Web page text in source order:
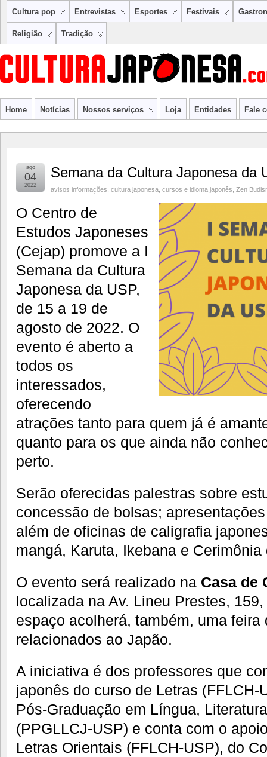
Cultura pop Entrevistas Esportes Festivais
Religião Tradição
Home Notícias Nossos serviços Loja Entidades Fale
Semana da Cultura Japonesa da
avisos informações cultura japonesa cursos e idioma japonês Zen
ago
04
2022
O Centro de
Estudos Japoneses
(Cejap) promove a I
Semana da Cultura
Japonesa da USP,
de 15 a 19 de
agosto de 2022. O
evento é aberto a
todos os
interessados,
oferecendo
atrações tanto para quem já é
quanto para os que ainda não
perto.
Serão oferecidas palestras sobre
concessão de bolsas;
além de oficinas de caligrafia
mangá, Karuta, Ikebana e Cerimônia
O evento será realizado na Casa de
localizada na Av. Lineu Prestes,
espaço acolherá, também, uma
relacionados ao Japão.
A iniciativa é dos professores que
japonês do curso de Letras (FFLCH-
Pós-Graduação em Língua,
(PPGLLCJ-USP) e conta com o
Letras Orientais (FFLCH-USP), do